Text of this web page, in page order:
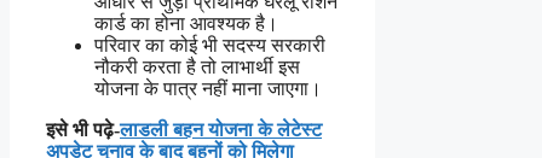
कार्ड का होना आवश्यक है।
परिवार का कोई भी सदस्य सरकारी
नौकरी करता है तो लाभार्थी इस
योजना के पात्र नहीं माना जाएगा।
इसे भी पढ़े-लाडली बहन योजना के लेटेस्ट
अपडेट चुनाव के बाद बहनों को मिलेगा